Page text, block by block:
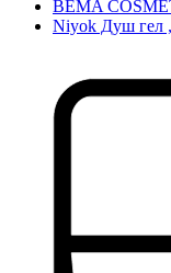
BEMA
Niyok Душ гел